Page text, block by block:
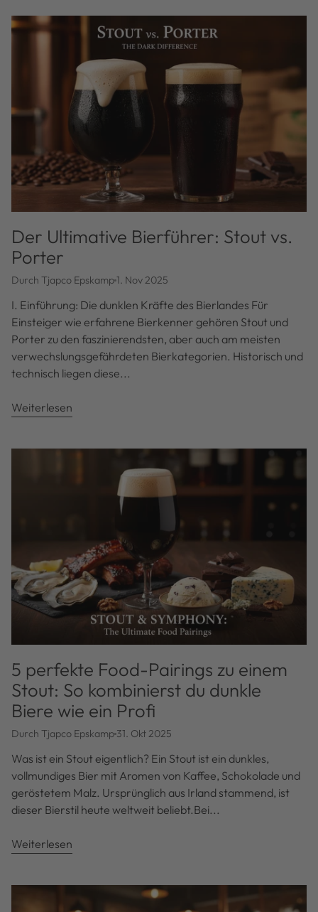
Der Ultimative Bierführer: Stout vs.
Porter
Durch Tjapco Epskamp1. Nov 2025
I. Einführung: Die dunklen Kräfte des Bierlandes Für
Einsteiger wie erfahrene Bierkenner gehören Stout und
Porter zu den faszinierendsten, aber auch am meisten
verwechslungsgefährdeten Bierkategorien. Historisch und
technisch liegen diese...
Weiterlesen
5 perfekte Food-Pairings zu einem
Stout: So kombinierst du dunkle
Biere wie ein Profi
Durch Tjapco Epskamp 31. Okt 2025
Was ist ein Stout eigentlich? Ein Stout ist ein dunkles,
vollmundiges Bier mit Aromen von Kaffee, Schokolade und
geröstetem Malz. Ursprünglich aus Irland stammend, ist
dieser Bierstil heute weltweit beliebt.Bei...
Weiterlesen